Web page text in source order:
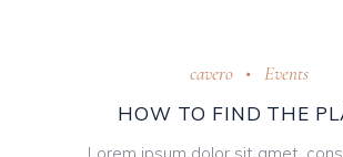
cavero
Events
HOW TO FIND THE